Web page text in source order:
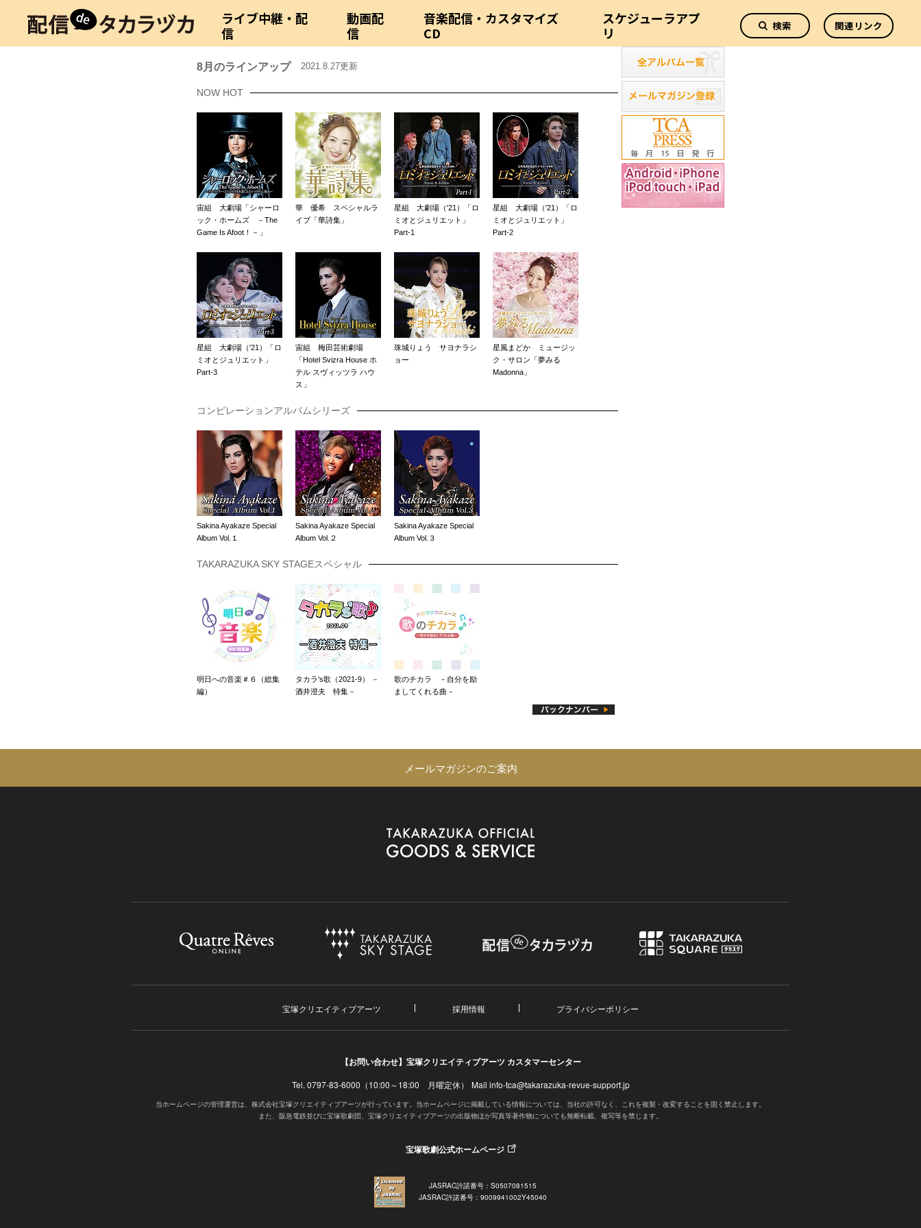
ライブ中継・配
信
動画配
信
音楽配信・カスタマイズ
CD
スケジューラアプ
リ
検索 関連リンク
8月のラインアップ 2021.8.27更新
NOW HOT
宙組 大劇場「シャーロ
ック・ホームズ －The
Game Is Afoot！－」
華 優希 スペシャルラ
イブ「華詩集」
星組 大劇場（'21）「ロ
ミオとジュリエット」
Part-1
星組 大劇場（'21）「ロ
ミオとジュリエット」
Part-2
星組 大劇場（'21）「ロ
ミオとジュリエット」
Part-3
宙組 梅田芸術劇場
「Hotel Svizra House ホ
テル スヴィッツラ ハウ
ス」
珠城りょう サヨナラシ
ョー
星風まどか ミュージッ
ク・サロン「夢みる
Madonna」
コンピレーションアルバムシリーズ
Sakina Ayakaze Special
Album Vol.１
Sakina Ayakaze Special
Album Vol.２
Sakina Ayakaze Special
Album Vol.３
TAKARAZUKA SKY STAGEスペシャル
明日への音楽＃６（総集
編）
タカラ's歌（2021-9） －
酒井澄夫 特集－
歌のチカラ －自分を励
ましてくれる曲－
メールマガジンのご案内
宝塚クリエイティブアーツ 採用情報 プライバシーポリシー
【お問い合わせ】 宝塚クリエイティブアーツ カスタマーセンター
Tel. 0797-83-6000（10:00～18:00 月曜定休） Mail info-tca@takarazuka-revue-support.jp
当ホームページの管理運営は、株式会社宝塚クリエイティブアーツが行っています。当ホームページに掲載している情報については、当社の許可なく、これを複製・改変することを固く禁止します。
また、阪急電鉄並びに宝塚歌劇団、宝塚クリエイティブアーツの出版物ほか写真等著作物についても無断転載、複写等を禁じます。
宝塚歌劇公式ホームページ
JASRAC許諾番号：S0507081515
JASRAC許諾番号：9009941002Y45040